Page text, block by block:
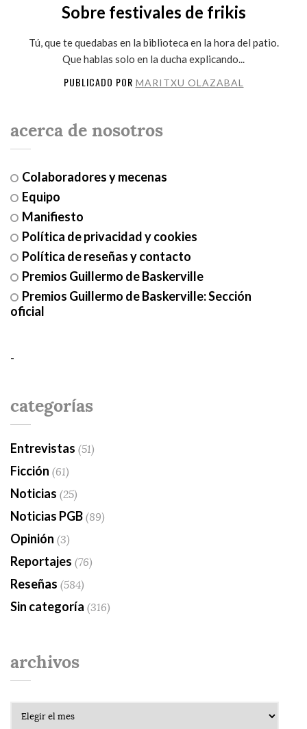
Sobre festivales de frikis
Tú, que te quedabas en la biblioteca en la hora del patio.
Que hablas solo en la ducha explicando...
PUBLICADO POR MARITXU OLAZABAL
acerca de nosotros
Colaboradores y mecenas
Equipo
Manifiesto
Política de privacidad y cookies
Política de reseñas y contacto
Premios Guillermo de Baskerville
Premios Guillermo de Baskerville: Sección
oficial
-
categorías
Entrevistas (51)
Ficción (61)
Noticias (25)
Noticias PGB(89)
Opinión (3)
Reportajes (76)
Reseñas (584)
Sin categoría (316)
archivos